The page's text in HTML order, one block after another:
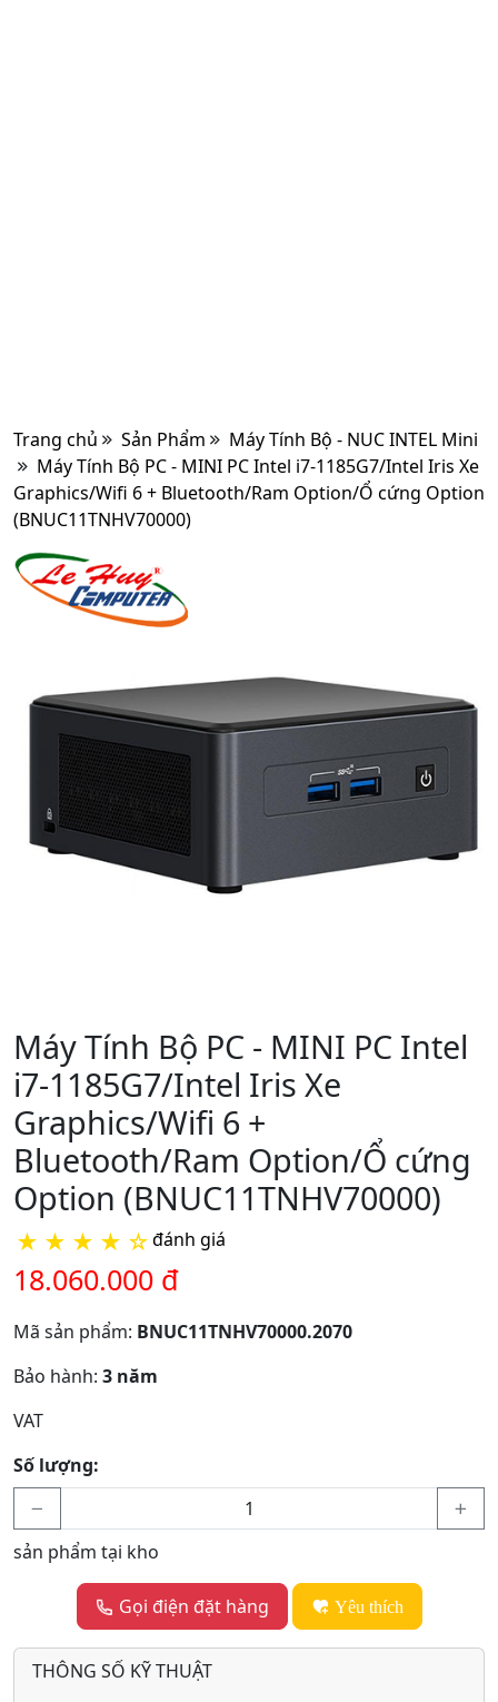
Trang chủ Sản Phẩm
Máy Tính Bộ - NUC INTEL Mini
Máy Tính Bộ PC - MINI PC Intel i7-1185G7/Intel Iris Xe
Graphics/Wifi 6 + Bluetooth/Ram Option/Ổ cứng Option
(BNUC11TNHV70000)
Máy Tính Bộ PC - MINI PC Intel
i7-1185G7/Intel Iris Xe
Graphics/Wifi 6 +
Bluetooth/Ram Option/Ổ cứng
Option (BNUC11TNHV70000)
★ ★ ★ ★ ☆đánh giá
18.060.000 đ
Mã sản phẩm: BNUC11TNHV70000.2070
Bảo hành: 3 năm
VAT
Số lượng:
sản phẩm tại kho
Gọi điện đặt hàng Yêu thích
THÔNG SỐ KỸ THUẬT